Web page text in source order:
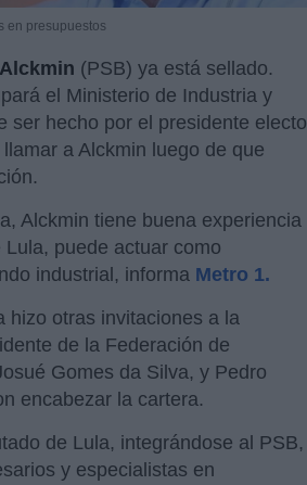
en presupuestos
(PSB) ya está sellado.
el Ministerio de Industria y
ser hecho por el presidente electo
a Alckmin luego de que
Alckmin tiene buena experiencia
puede actuar como
industrial, informa Metro 1.
hizo otras invitaciones a la
de la Federación de
Gomes da Silva, y Pedro
encabezar la cartera.
de Lula, integrándose al PSB,
y especialistas en